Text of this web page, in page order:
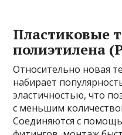
Пластиковые
полиэтилена
Относительно новая
набирает
эластичностью, что
с меньшим
Соединяются с